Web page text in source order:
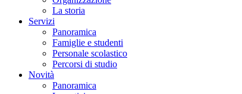
La storia
Servizi
Panoramica
Famiglie e studenti
Personale scolastico
Percorsi di studio
Novità
Panoramica